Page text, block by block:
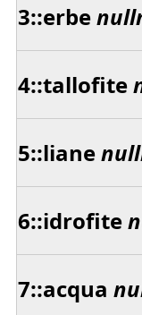
3::erbe
4::tallofite
5::liane
6::idrofite
7::acqua